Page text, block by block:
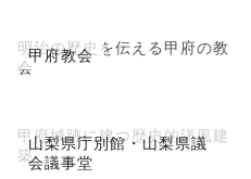
甲府教会
明治の歴史を伝える甲府の教
会
山梨県庁別館・山梨県議
会議事堂
甲府城跡に建つ歴史的洋風建
築